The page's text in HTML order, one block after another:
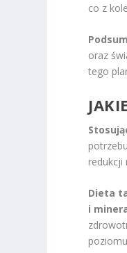
co z
oraz
tego
redukcji
Dieta
i